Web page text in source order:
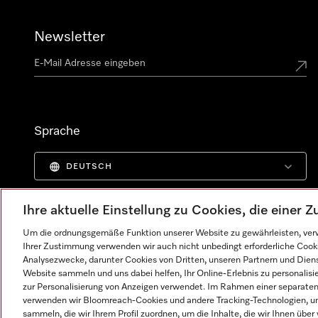
Newsletter
Sprache
DEUTSCH
Ihre aktuelle Einstellung zu Cookies, die einer
Um die ordnungsgemäße Funktion unserer Website zu gewährleisten,
Ihrer Zustimmung verwenden wir auch nicht unbedingt erforderliche
Analysezwecke, darunter Cookies von Dritten, unseren Partnern und
Website sammeln und uns dabei helfen, Ihr Online-Erlebnis zu
zur Personalisierung von Anzeigen verwendet. Im Rahmen einer
verwenden wir Bloomreach-Cookies und andere Tracking-Technologien,
sammeln, die wir Ihrem Profil zuordnen, um die Inhalte, die wir Ihnen